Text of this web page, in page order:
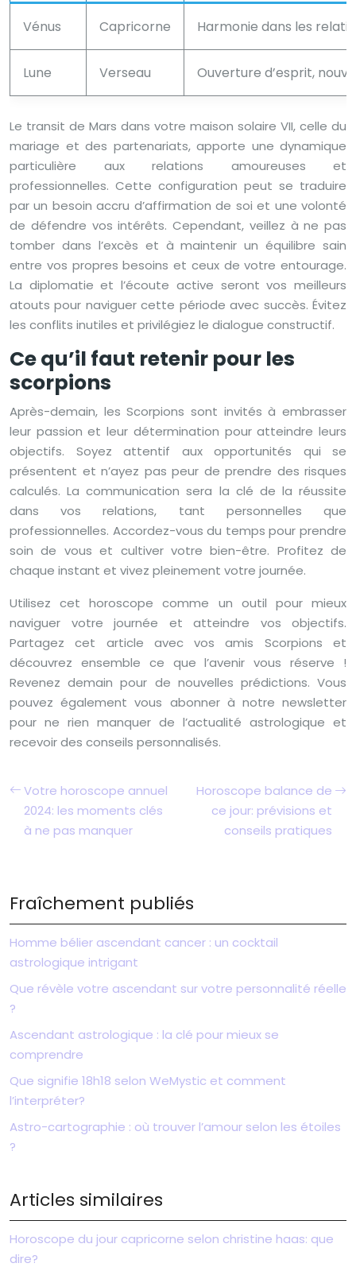
Vénus Capricorne Harmonie dans les
Lune Verseau Ouverture d’esprit,
Le transit de Mars dans votre maison solaire VII, celle du
mariage et des partenariats, apporte une dynamique
particulière aux relations amoureuses et
professionnelles. Cette configuration peut se traduire
par un besoin accru d’affirmation de soi et une volonté
de défendre vos intérêts. Cependant, veillez à ne pas
tomber dans l’excès et à maintenir un équilibre sain
entre vos propres besoins et ceux de votre entourage.
La diplomatie et l’écoute active seront vos meilleurs
atouts pour naviguer cette période avec succès. Évitez
les conflits inutiles et privilégiez le dialogue constructif.
Ce qu’il faut retenir pour les
scorpions
Après-demain, les Scorpions sont invités à embrasser
leur passion et leur détermination pour atteindre leurs
objectifs. Soyez attentif aux opportunités qui se
présentent et n’ayez pas peur de prendre des risques
calculés. La communication sera la clé de la réussite
dans vos relations, tant personnelles que
professionnelles. Accordez-vous du temps pour prendre
soin de vous et cultiver votre bien-être. Profitez de
chaque instant et vivez pleinement votre journée.
Utilisez cet horoscope comme un outil pour mieux
naviguer votre journée et atteindre vos objectifs.
Partagez cet article avec vos amis Scorpions et
découvrez ensemble ce que l’avenir vous réserve !
Revenez demain pour de nouvelles prédictions. Vous
pouvez également vous abonner à notre newsletter
pour ne rien manquer de l’actualité astrologique et
recevoir des conseils personnalisés.
Votre horoscope annuel
2024: les moments clés
à ne pas manquer
Horoscope balance de
ce jour: prévisions et
conseils pratiques
Fraîchement publiés
Homme bélier ascendant cancer : un cocktail
astrologique intrigant
Que révèle votre ascendant sur votre personnalité réelle
?
Ascendant astrologique : la clé pour mieux se
comprendre
Que signifie 18h18 selon WeMystic et comment
l’interpréter?
Astro-cartographie : où trouver l’amour selon les étoiles
?
Articles similaires
Horoscope du jour capricorne selon christine haas: que
dire?